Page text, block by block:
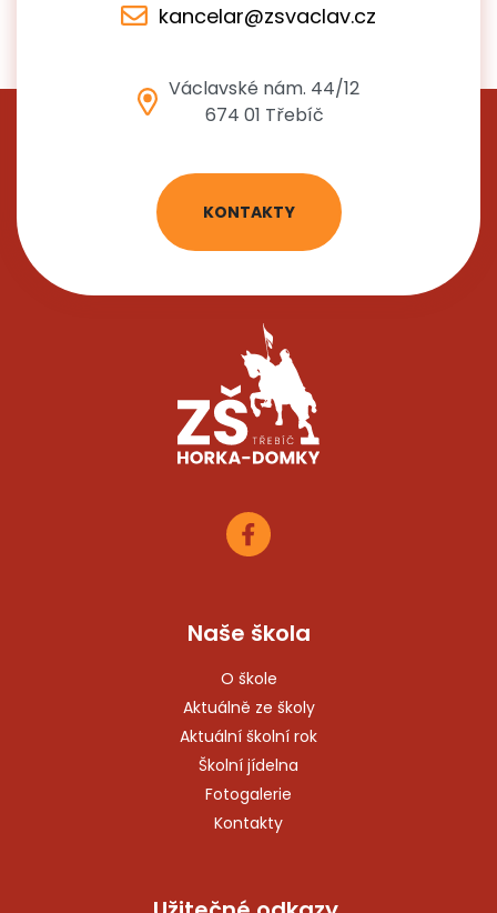
kancelar@zsvaclav.cz
Václavské nám. 44/12
674 01 Třebíč
KONTAKTY
Naše škola
O škole
Aktuálně ze školy
Aktuální školní rok
Školní jídelna
Fotogalerie
Kontakty